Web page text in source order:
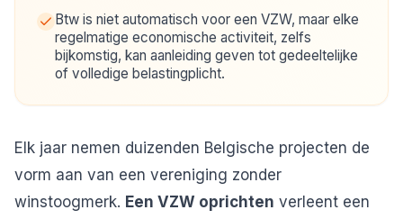
Btw is niet automatisch voor een VZW, maar elke
regelmatige economische activiteit, zelfs
bijkomstig, kan aanleiding geven tot gedeeltelijke
of volledige belastingplicht.
Elk jaar nemen duizenden Belgische projecten de
vorm aan van een vereniging zonder
winstoogmerk. Een VZW oprichten verleent een